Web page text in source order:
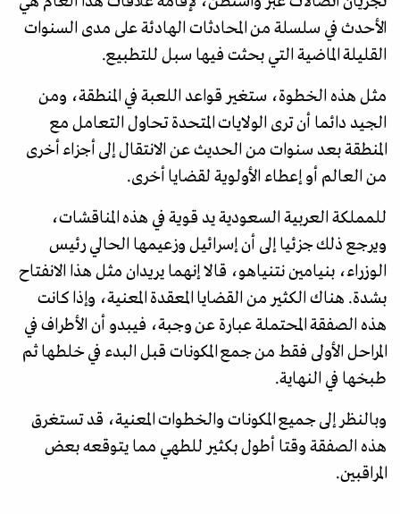
الأحدث في سلسلة من المحادثات الهادئة على مدى السنوات
القليلة الماضية التي بحثت فيها سبل للتطبيع.
مثل هذه الخطوة، ستغير قواعد اللعبة في المنطقة، ومن
الجيد دائما أن ترى الولايات المتحدة تحاول التعامل مع
المنطقة بعد سنوات من الحديث عن الانتقال إلى أجزاء أخرى
من العالم أو إعطاء الأولوية لقضايا أخرى.
للمملكة العربية السعودية يد قوية في هذه المناقشات،
ويرجع ذلك جزئيا إلى أن إسرائيل وزعيمها الحالي رئيس
الوزراء، بنيامين نتنياهو، قالا إنهما يريدان مثل هذا الانفتاح
بشدة. هناك الكثير من القضايا المعقدة المعنية، وإذا كانت
هذه الصفقة المحتملة عبارة عن وجبة، فيبدو أن الأطراف في
المراحل الأولى فقط من جمع المكونات قبل البدء في خلطها ثم
طبخها في النهاية.
وبالنظر إلى جميع المكونات والخطوات المعنية، قد تستغرق
هذه الصفقة وقتا أطول بكثير للطهي مما يتوقعه بعض
المراقبين.